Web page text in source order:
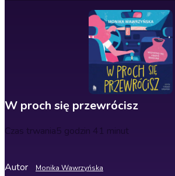
W proch się przewrócisz
Czas trwania5 godzin 41 minut
Autor Monika Wawrzyńska